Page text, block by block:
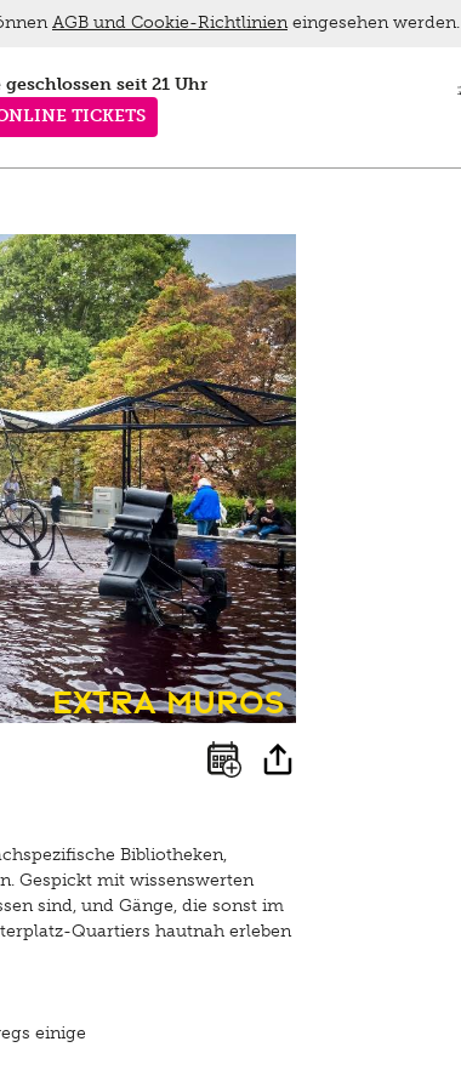
geschlossen seit 21 Uhr
TICKETS
Extra Muros
Bibliotheken,
Gespickt mit wissenswerten
sind, und Gänge, die sonst im
Quartiers hautnah erleben
einige
AGB und Cookie-Richtlinieneingesehen werden.